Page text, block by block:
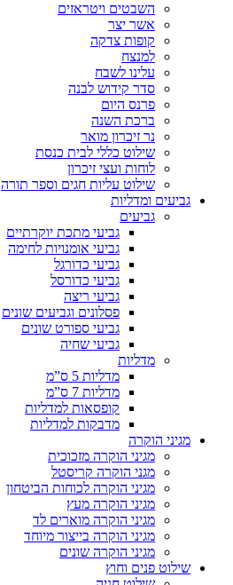
השבטים ויטראזים
אשר יצר
קופות צדקה
למנצח
עלינו לשבח
סדר קידוש לבנה
פרנס היום
ברכת השנה
נר זיכרון מואר
שילוט כללי לבית כנסת
לוחות ועצי זיכרון
שילוט עליות חגים וספר תורה
גביעים ומדליות
גביעים
גביעי מתכת יוקרתיים
גביעי אומנויות לחימה
גביעי כדורגל
גביעי כדורסל
גביעי ריצה
פסלונים וגביעים שונים
גביעי ספורט שונים
גביעי שחיה
מדליות
מדליות 5 ס”מ
מדליות 7 ס”מ
קופסאות למדליות
מדבקות למדליות
מגיני הוקרה
מגיני הוקרה מזכוכית
מגני הוקרה קריסטל
מגיני הוקרה לכוחות הביטחון
מגיני הוקרה מעץ
מגיני הוקרה מוארים לד
מגיני הוקרה בייצור מיוחד
מגיני הוקרה שונים
שילוט פנים וחוץ